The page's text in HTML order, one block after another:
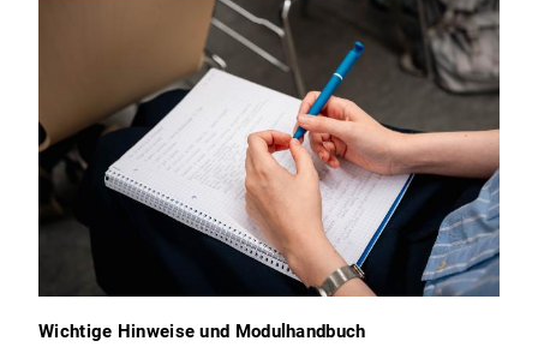
Wichtige Hinweise und Modulhandbuch